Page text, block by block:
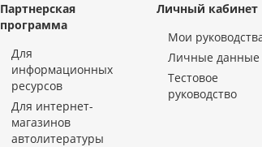
Партнерская
программа
Для
информационных
ресурсов
Для интернет-
магазинов
автолитературы
Личный кабинет
Мои
Личные данные
Тестовое
руководство